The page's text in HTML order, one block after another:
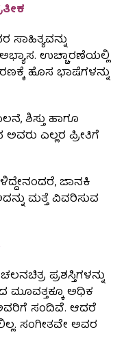
ಸಾಹಿತ್ಯವನ್ನು
ಉಚ್ಚಾರಣೆಯಲ್ಲಿ
ಹೊಸ ಭಾಷೆಗಳನ್ನು
ಶಿಸ್ತು ಹಾಗೂ
ಎಲ್ಲರ ಪ್ರೀತಿಗೆ
ಜಾನಕಿ
ಮತ್ತೆ ವಿವರಿಸುವ
ಪ್ರಶಸ್ತಿಗಳನ್ನು
ಮೂವತ್ತಕ್ಕೂ ಅಧಿಕ
ಅವರಿಗೆ ಸಂದಿವೆ. ಆದರೆ
ಸಂಗೀತವೇ ಅವರ